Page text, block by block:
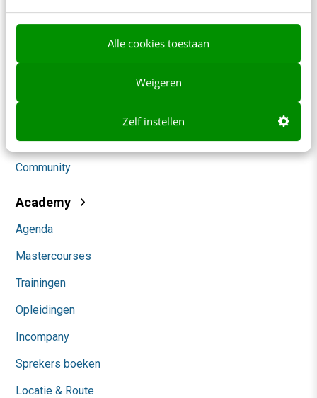
Alle cookies toestaan
Weigeren
Zelf instellen
Klantcontact & CX
Themanieuwsbrieven
Community
Academy
Agenda
Mastercourses
Trainingen
Opleidingen
Incompany
Sprekers boeken
Locatie & Route